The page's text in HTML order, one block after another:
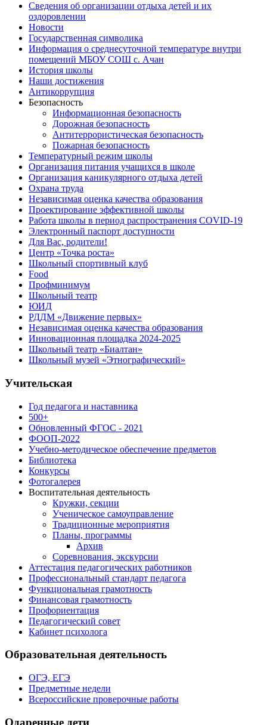
Сведения об организации отдыха детей и их
оздоровлении
Новости
Государственная символика
Информация о среднесуточной температуре внутри
помещений МБОУ СОШ с. Ачан
История школы
Наши достижения
Антикоррупция
Безопасность
Информационная безопасность
Дорожная безопасность
Антитеррористическая безопасность
Пожарная безопасность
Температурный режим школы
Организация питания учащихся в школе
Организация каникулярного отдыха детей
Охрана труда
Независимая оценка качества образования
Проектирование эффективной школы
Работа школы в период распространения COVID-19
Электронный паспорт доступности
Для Вас, родители!
Центр «Точка роста»
Школьный спортивный клуб
Food
Профминимум
Школьный театр
ЮИД
РДДМ «Движение первых»
Независимая оценка качества образования
Инновационная площадка 2024-2025
Школьный театр «Биалтан»
Школьный музей «Этнографический»
Учительская
Год педагога и наставника
500+
Обновленный ФГОС - 2021
ФООП-2022
Учебно-методическое обеспечение предметов
Библиотека
Конкурсы
Фотогалерея
Воспитательная деятельность
Кружки, секции
Ученическое самоуправление
Традиционные мероприятия
Планы, программы
Архив
Соревнования, экскурсии
Аттестация педагогических работников
Профессиональный стандарт педагога
Функциональная грамотность
Финансовая грамотность
Профориентация
Педагогический совет
Кабинет психолога
Образовательная деятельность
ОГЭ, ЕГЭ
Предметные недели
Всероссийские проверочные работы
Одаренные дети